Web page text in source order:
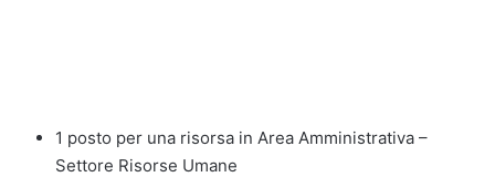
1 posto per una risorsa in Area Amministrativa –
Settore Risorse Umane